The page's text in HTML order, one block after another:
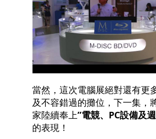
當然，這次電腦展絕對還有更
及不容錯過的攤位，下一集，
家陸續奉上”電競、PC設備及
的表現！